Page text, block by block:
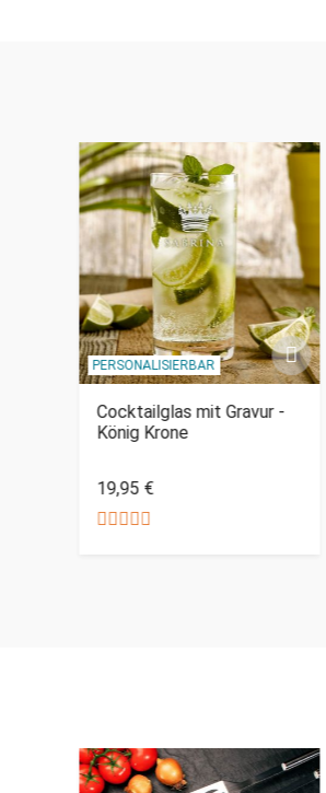
PERSONALISIERBAR
Cocktailglas mit Gravur -
König Krone
19,95 €